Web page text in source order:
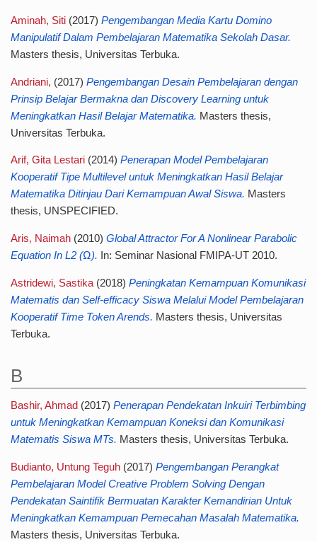
Aminah, Siti(2017) Pengembangan Media Kartu Domino
Manipulatif Dalam Pembelajaran Matematika Sekolah Dasar.
Masters thesis, Universitas Terbuka.
Andriani, (2017) Pengembangan Desain Pembelajaran dengan
Prinsip Belajar Bermakna dan Discovery Learning untuk
Meningkatkan Hasil Belajar Matematika. Masters thesis,
Universitas Terbuka.
Arif, Gita Lestari(2014) Penerapan Model Pembelajaran
Kooperatif Tipe Multilevel untuk Meningkatkan Hasil Belajar
Matematika Ditinjau Dari Kemampuan Awal Siswa. Masters
thesis, UNSPECIFIED.
Aris, Naimah(2010) Global Attractor For A Nonlinear Parabolic
Equation In L2 (Ω). In: Seminar Nasional FMIPA-UT 2010.
Astridewi, Sastika(2018) Peningkatan Kemampuan Komunikasi
Matematis dan Self-efficacy Siswa Melalui Model Pembelajaran
Kooperatif Time Token Arends. Masters thesis, Universitas
Terbuka.
B
Bashir, Ahmad (2017) Penerapan Pendekatan Inkuiri Terbimbing
untuk Meningkatkan Kemampuan Koneksi dan Komunikasi
Matematis Siswa MTs. Masters thesis, Universitas Terbuka.
Budianto, Untung Teguh(2017) Pengembangan Perangkat
Pembelajaran Model Creative Problem Solving Dengan
Pendekatan Saintifik Bermuatan Karakter Kemandirian Untuk
Meningkatkan Kemampuan Pemecahan Masalah Matematika.
Masters thesis, Universitas Terbuka.